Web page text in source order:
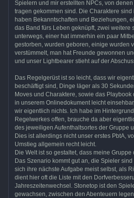
Spielern und mir erstellten NPCs, von
tragen gekommen sind. Die Charaktere sind
haben Bekanntschaften und Beziehungen,
das Band fürs Leben geknüpft, zwei weitere
unterwegs, einer hat immerhin ein paar
gestorben, wurden geboren, einige wurden
verstümmelt, man hat Freunde gewonnen
und unser Lightbearer stieht auf der
Das Regelgerüst ist so leicht, dass wir
beschäftigt sind, Dinge läger als 30
Moves und Charaktere, sowie das Playbook
in unserem Onlinedokument leicht
wir eigentlich nichts. Ich habe im
Regelwerkes offen, brauche da aber
des jeweiligen Aufenthaltsortes der Gruppe
Dies ist allerdings nicht unser erstes PbtA,
Umstieg allgemein recht leicht.
Die Welt ist so gestaltet, dass meine Gruppe
Das Szenario kommt gut an, die Spieler
sich ihre nächste Aufgabe meist selbst, als
dient hier oft die Liste mit den
Jahreszeitenwechsel. Stonetop ist den
gewachsen, zwischen den Abenteuern